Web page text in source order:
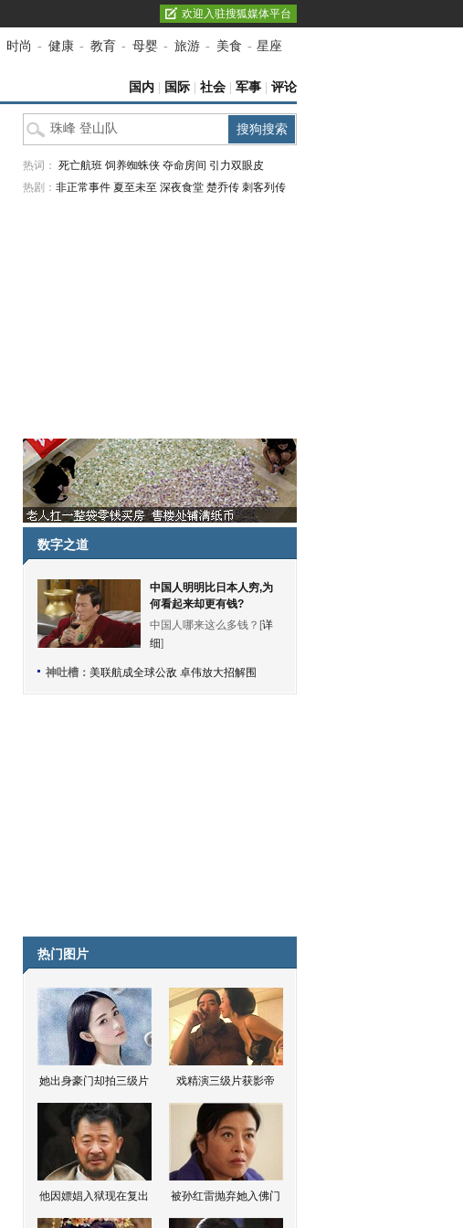
欢迎入驻搜狐媒体平台
时尚 - 健康 - 教育 - 母婴 - 旅游 - 美食 - 星座
国内 国际 社会 军事 评论
热词： 死亡航班 饲养蜘蛛侠 夺命房间 引力双眼皮
热剧： 非正常事件 夏至未至 深夜食堂 楚乔传 刺客列传
数字之道
中国人明明比日本人穷,为
何看起来却更有钱?
中国人哪来这么多钱？[详
细]
神吐槽： 美联航成全球公敌 卓伟放大招解围
热门图片
她出身豪门却拍三级片 戏精演三级片获影帝
他因嫖娼入狱现在复出 被孙红雷抛弃她入佛门